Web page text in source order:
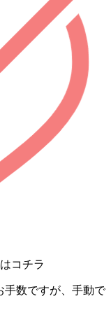
コチラ
手数ですが、手動で